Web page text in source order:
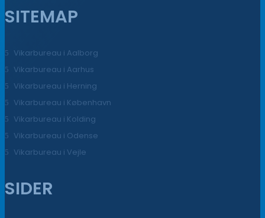
SITEMAP
Vikarbureau i Aalborg
Vikarbureau i Aarhus
Vikarbureau i Herning
Vikarbureau i København
Vikarbureau i Kolding
Vikarbureau i Odense
Vikarbureau i Vejle
SIDER